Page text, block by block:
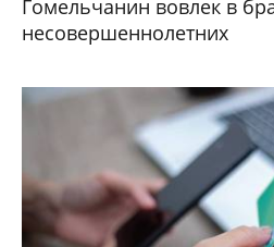
Гомельчанин вовлек в
несовершеннолетних